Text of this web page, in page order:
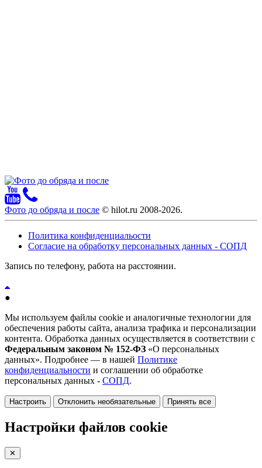
Фото до обряда и после © hilot.ru 2008-2026.
Политика конфиденциальости
Согласие на обработку персональных данных - СОПД
Запись по телефону, работа на расстоянии.
●
Мы используем файлы cookie и аналогичные технологии для
обеспечения работы сайта, анализа трафика и персонализации
контента. Обработка данных осуществляется в соответствии с
Федеральным законом № 152-ФЗ «О персональных
данных». Подробнее — в нашей Политике
конфиденциальности и соглашении об обработке
персональных данных - СОПД.
Настроить Отклонить необязательные Принять все
Настройки файлов cookie
✕